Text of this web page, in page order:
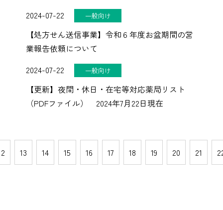
2024-07-22
一般向け
【処方せん送信事業】令和６年度お盆期間の営
業報告依頼について
2024-07-22
一般向け
【更新】夜間・休日・在宅等対応薬局リスト
（PDFファイル） 2024年7月22日現在
13 14 15 16 17 18 19 20 21